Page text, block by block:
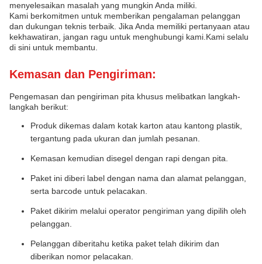
menyelesaikan masalah yang mungkin Anda miliki.
Kami berkomitmen untuk memberikan pengalaman pelanggan
dan dukungan teknis terbaik. Jika Anda memiliki pertanyaan atau
kekhawatiran, jangan ragu untuk menghubungi kami.Kami selalu
di sini untuk membantu.
Kemasan dan Pengiriman:
Pengemasan dan pengiriman pita khusus melibatkan langkah-
langkah berikut:
Produk dikemas dalam kotak karton atau kantong plastik,
tergantung pada ukuran dan jumlah pesanan.
Kemasan kemudian disegel dengan rapi dengan pita.
Paket ini diberi label dengan nama dan alamat pelanggan,
serta barcode untuk pelacakan.
Paket dikirim melalui operator pengiriman yang dipilih oleh
pelanggan.
Pelanggan diberitahu ketika paket telah dikirim dan
diberikan nomor pelacakan.